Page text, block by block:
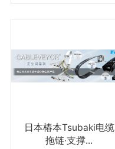
日本椿本Tsubaki电缆
拖链·支撑...